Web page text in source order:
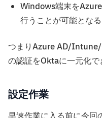
Windows端末を
行うことが可能となる
つまりAzure AD/
の認証をOktaに一元化で
設定作業